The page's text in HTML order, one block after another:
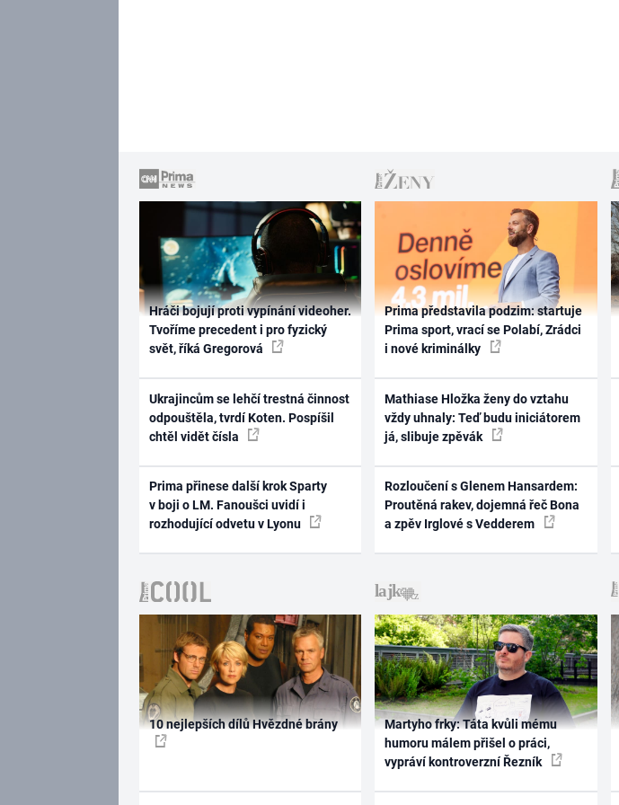
Hráči bojují proti vypínání videoher.
Tvoříme precedent i pro fyzický
svět, říká Gregorová
Ukrajincům se lehčí trestná činnost
odpouštěla, tvrdí Koten. Pospíšil
chtěl vidět čísla
Prima přinese další krok Sparty
v boji o LM. Fanoušci uvidí i
rozhodující odvetu v Lyonu
Prima představila podzim: startuje
Prima sport, vrací se Polabí, Zrádci
i nové kriminálky
Mathiase Hložka ženy do vztahu
vždy uhnaly: Teď budu iniciátorem
já, slibuje zpěvák
Rozloučení s Glenem Hansardem:
Proutěná rakev, dojemná řeč Bona
a zpěv Irglové s Vedderem
10 nejlepších dílů Hvězdné brány
Martyho frky: Táta kvůli mému
humoru málem přišel o práci,
vypráví kontroverzní Řezník